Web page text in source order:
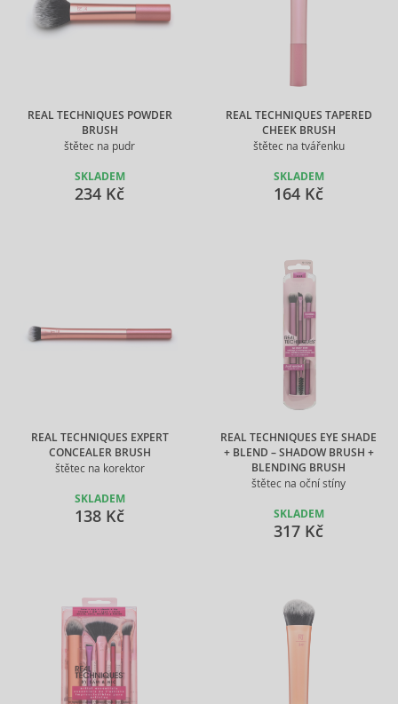
REAL TECHNIQUES POWDER
BRUSH
štětec na pudr
SKLADEM
234 Kč
REAL TECHNIQUES TAPERED
CHEEK BRUSH
štětec na tvářenku
SKLADEM
164 Kč
REAL TECHNIQUES EXPERT
CONCEALER BRUSH
štětec na korektor
SKLADEM
138 Kč
REAL TECHNIQUES EYE SHADE
+ BLEND – SHADOW BRUSH +
BLENDING BRUSH
štětec na oční stíny
SKLADEM
317 Kč